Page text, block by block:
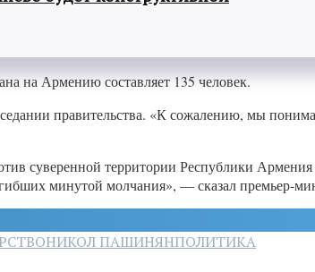
на Армению составляет 135 человек.
правительства. «К сожалению, мы
суверенной территории Республики
минутой молчания», — сказал премьер-
НИКОЛ ПАШИНЯНПОЛИТИКА